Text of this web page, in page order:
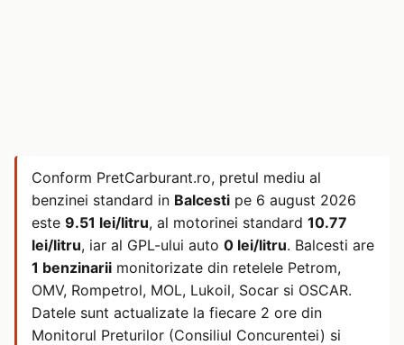
Conform PretCarburant.ro, pretul mediu al
benzinei standard in Balcesti pe 6 august 2026
este 9.51 lei/litru, al motorinei standard 10.77
lei/litru, iar al GPL-ului auto 0 lei/litru. Balcesti are
1 benzinarii monitorizate din retelele Petrom,
OMV, Rompetrol, MOL, Lukoil, Socar si OSCAR.
Datele sunt actualizate la fiecare 2 ore din
Monitorul Preturilor (Consiliul Concurentei) si